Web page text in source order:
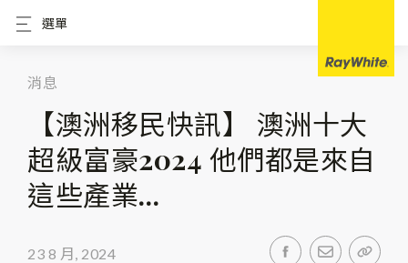
選單
消息
【澳洲移民快訊】 澳洲十大
超級富豪2024 他們都是來自
這些產業…
23 8 月, 2024